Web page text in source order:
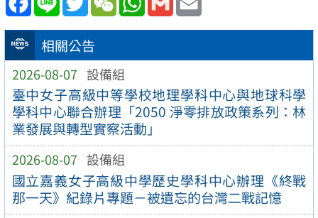
相關公告
2026-08-07 設備組
臺中女子高級中等學校地理學科中心與地球科學
學科中心聯合辦理「2050 淨零排放政策系列：林
業發展與轉型實察活動」
2026-08-07 設備組
國立嘉義女子高級中學歷史學科中心辦理《終戰
那一天》紀錄片專題－被遺忘的台灣二戰記憶